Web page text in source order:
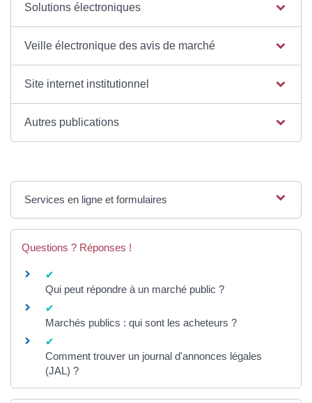
Solutions électroniques
Veille électronique des avis de marché
Site internet institutionnel
Autres publications
Services en ligne et formulaires
Questions ? Réponses !
Qui peut répondre à un marché public ?
Marchés publics : qui sont les acheteurs ?
Comment trouver un journal d'annonces légales
(JAL) ?